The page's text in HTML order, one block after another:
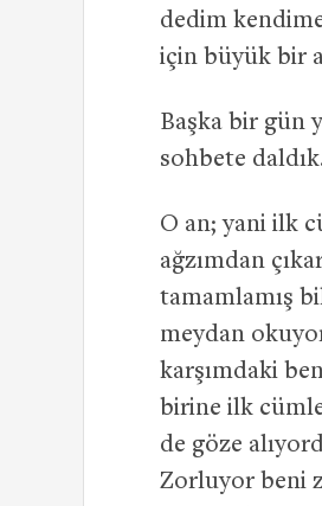
dedim
için büyük bir
Başka bir gün
sohbete
O an; yani ilk
ağzımdan
tamamlamış
meydan
karşımdaki
birine ilk
de göze
Zorluyor beni